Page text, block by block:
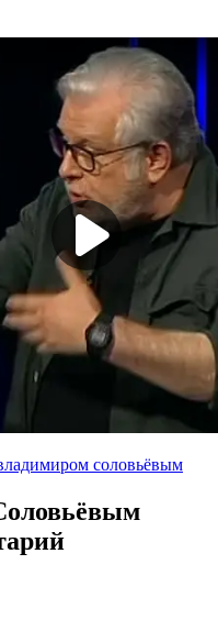
соловьёвым